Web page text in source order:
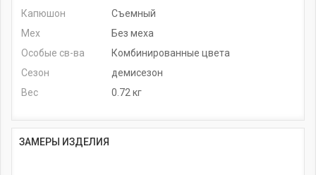
Капюшон
Съемный
Мех
Без меха
Особые св-ва
Комбинированные цвета
Сезон
демисезон
Вес
0.72 кг
ЗАМЕРЫ ИЗДЕЛИЯ